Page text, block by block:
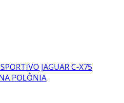
JAGUAR C-X75
POLÔNIA